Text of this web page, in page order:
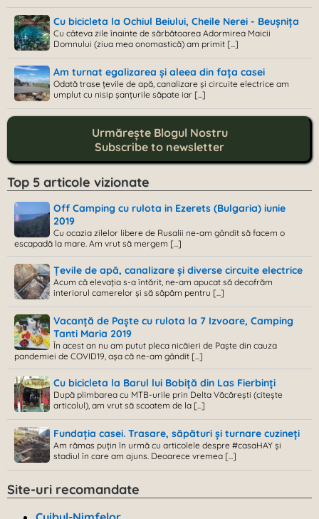
Cu bicicleta la Ochiul Beiului, Cheile Nerei - Beușnița
Cu câteva zile înainte de sărbătoarea Adormirea Maicii
Domnului (ziua mea onomastică) am primit [...]
Am turnat egalizarea și aleea din fața casei
Odată trase țevile de apă, canalizare și circuite electrice am
umplut cu nisip șanțurile săpate iar [...]
Urmărește Blogul Nostru
Subscribe to newsletter
Top 5 articole vizionate
Off Camping cu rulota in Ezerets (Bulgaria) iunie
2019
Cu ocazia zilelor libere de Rusalii ne-am gândit să facem o
escapadă la mare. Am vrut să mergem [...]
Țevile de apă, canalizare și diverse circuite electrice
Acum că elevația s-a întărit, ne-am apucat să decofrăm
interiorul camerelor și să săpăm pentru [...]
Vacanță de Paște cu rulota la 7 Izvoare, Camping
Tanti Maria 2019
În acest an nu am putut pleca nicăieri de Paște din cauza
pandemiei de COVID19, așa că ne-am gândit [...]
Cu bicicleta la Barul lui Bobiță din Las Fierbinți
După plimbarea cu MTB-urile prin Delta Văcărești (citește
articolul), am vrut să scoatem de la [...]
Fundația casei. Trasare, săpături și turnare cuzineți
Am rămas puțin în urmă cu articolele despre #casaHAY și
stadiul în care am ajuns. Deoarece vremea [...]
Site-uri recomandate